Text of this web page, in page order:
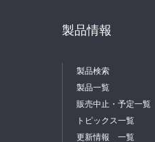
製品情報
製品検索
製品一覧
販売中止・予定一覧
トピックス一覧
更新情報 一覧